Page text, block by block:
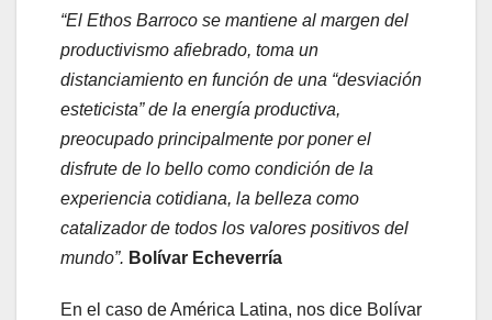
“El Ethos Barroco se mantiene al margen del
productivismo afiebrado, toma un
distanciamiento en función de una “desviación
esteticista” de la energía productiva,
preocupado principalmente por poner el
disfrute de lo bello como condición de la
experiencia cotidiana, la belleza como
catalizador de todos los valores positivos del
mundo”. Bolívar Echeverría
En el caso de América Latina, nos dice Bolívar